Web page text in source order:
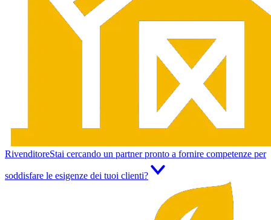
RivenditoreStai cercando un partner pronto a fornire competenze per
soddisfare le esigenze dei tuoi clienti?